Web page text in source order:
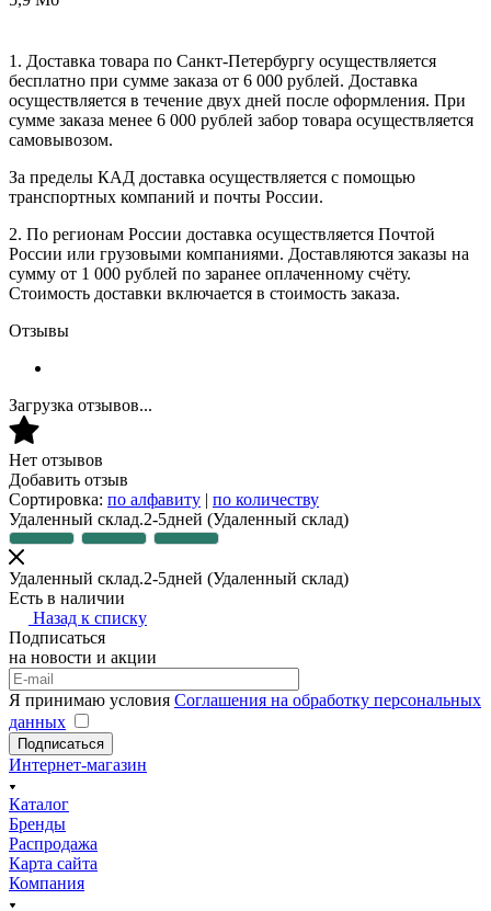
1. Доставка товара по Санкт-Петербургу осуществляется
бесплатно при сумме заказа от 6 000 рублей. Доставка
осуществляется в течение двух дней после оформления. При
сумме заказа менее 6 000 рублей забор товара осуществляется
самовывозом.
За пределы КАД доставка осуществляется с помощью
транспортных компаний и почты России.
2. По регионам России доставка осуществляется Почтой
России или грузовыми компаниями. Доставляются заказы на
сумму от 1 000 рублей по заранее оплаченному счёту.
Стоимость доставки включается в стоимость заказа.
Отзывы
Загрузка отзывов...
Нет отзывов
Добавить отзыв
Сортировка: по алфавиту | по количеству
Удаленный склад.2-5дней (Удаленный склад)
Удаленный склад.2-5дней (Удаленный склад)
Есть в наличии
Назад к списку
Подписаться
на новости и акции
Я принимаю условия Соглашения на обработку персональных
данных
Подписаться
Интернет-магазин
Каталог
Бренды
Распродажа
Карта сайта
Компания